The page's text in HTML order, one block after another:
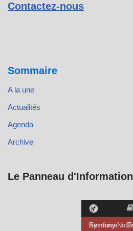
Contactez-nous
Sommaire
A la une
Actualités
Agenda
Archive
Le Panneau d'Information